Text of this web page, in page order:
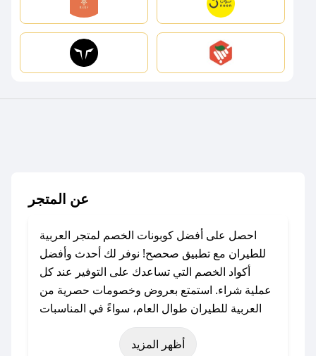
عن المتجر
احصل على أفضل كوبونات الخصم لمتجر العربية
للطيران مع تطبيق صحصح! نوفر لك أحدث وأفضل
أكواد الخصم التي تساعدك على التوفير عند كل
عملية شراء. استمتع بعروض وخصومات حصرية من
العربية للطيران طوال العام، سواءً في المناسبات
مثل عيد الفطر، عيد الأضحى، الجمعة البيضاء (شهر
نوفمبر)، رمضان، اليوم الوطني، يوم التأسيس، أو
أظهر المزيد